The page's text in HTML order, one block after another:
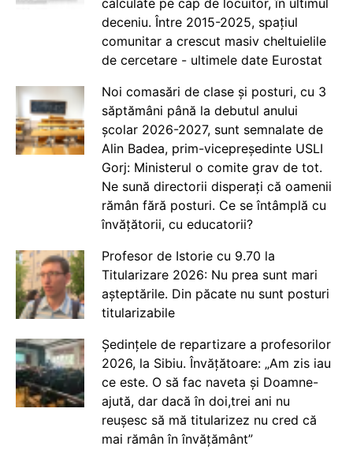
deceniu. Între 2015-2025, spațiul
comunitar a crescut masiv cheltuielile
de cercetare - ultimele date Eurostat
Noi comasări de clase și posturi, cu 3
săptămâni până la debutul anului
școlar 2026-2027, sunt semnalate de
Alin Badea, prim-vicepreședinte USLI
Gorj: Ministerul o comite grav de tot.
Ne sună directorii disperați că oamenii
rămân fără posturi. Ce se întâmplă cu
învățătorii, cu educatorii?
Profesor de Istorie cu 9.70 la
Titularizare 2026: Nu prea sunt mari
așteptările. Din păcate nu sunt posturi
titularizabile
Ședințele de repartizare a profesorilor
2026, la Sibiu. Învățătoare: „Am zis iau
ce este. O să fac naveta și Doamne-
ajută, dar dacă în doi,trei ani nu
reușesc să mă titularizez nu cred că
mai rămân în învățământ”